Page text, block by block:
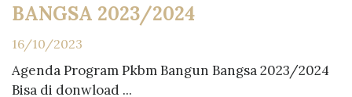
BANGSA 2023/2024
16/10/2023
Agenda Program Pkbm Bangun Bangsa 2023/2024
Bisa di donwload ...